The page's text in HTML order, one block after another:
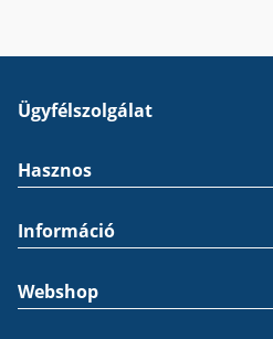
Ügyfélszolgálat
Hasznos
Információ
Webshop